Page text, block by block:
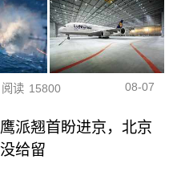
阅读 15800 08-07
派翘首盼进京，北京
给留